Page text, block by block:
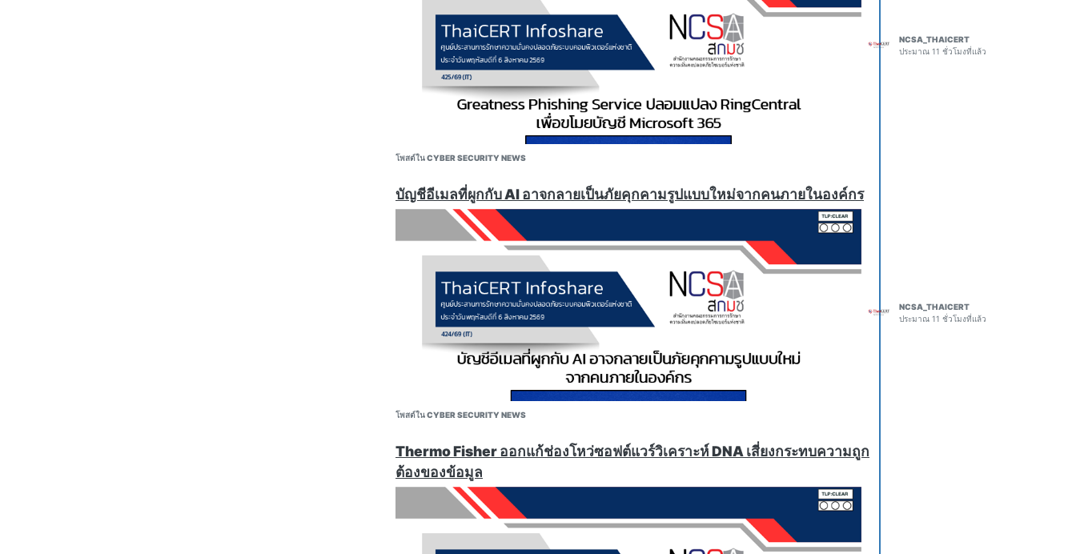
August 2. Gitea 1.27.1 also patches CVE-2026-60004, a separate remote code
execution bug covered in a prior THN report."
https://thehackernews.com/2026/08/critical-gitea-flaw-let-unauthenticated.html
CISA Adds One Known Exploited Vulnerability To Catalog
"CISA has added one new vulnerability to its Known Exploited Vulnerabilities (KEV)
Catalog, based on evidence of active exploitation.
CVE-2026-63077 JetBrains TeamCity Deserialization of Untrusted Data
AI Browsers Vulnerable To 'PleaseFix' Zero-Click Agent Hijacking
"Browsers such as Claude in Chrome, Gemini in Chrome, Perplexity Comet, ChatGPT
Atlas, and Copilot Edge are vulnerable to a new class of zero-click exploits that can
allow attackers to hijack their artificial intelligence agents and turn them against
users. The problem stems from how the AI agents pull information from multiple
sources, such as emails and webpages, while working on a task without reliably
distinguishing between trusted and untrusted content. An adversary who can slip
malicious instructions into that content can weaponize the agent and use its access
to act on the user's behalf, potentially reaching sensitive data, accounts, and other
connected services."
https://www.darkreading.com/cyber-risk/ai-browsers-zero-click-agent-hijacking
No Perfect Fix For AI Browser Prompt Injection Flaws
"While AI-powered web browsers are getting more guardrails against prompt
injections, it seems unlikely that the prevalent threat is going anywhere anytime
soon. At Black Hat USA 2026, Brave Software security engineer Artem Chaikin
to illuminate the security reality behind modern web browsers, which increasingly
integrate AI assistants that can navigate and interact with web applications on
users' behalf."
https://www.darkreading.com/application-security/no-perfect-fix-ai-browser-
prompt-injection-flaws
Breaking The Paperclip: When Agent Configuration Becomes a Vulnerability
สามารถติดตามข่าวสารได้ที่ webboard หรือ Facebook NCSA Thailand
โพสต์ใน CYBER SECURITY NEWS
NCSA_THAICERT
ประมาณ 11 ชั่วโมงที่แล้ว
บัญชีอีเมลที่ผูกกับ AI อาจกลายเป็นภัยคุกคามรูปแบบใหม่จากคนภายในองค์กร
โพสต์ใน CYBER SECURITY NEWS
NCSA_THAICERT
ประมาณ 11 ชั่วโมงที่แล้ว
Thermo Fisher ออกแก้ช่องโหว่ซอฟต์แวร์วิเคราะห์ DNA เสี่ยงกระทบความถูก
ต้องของข้อมูล